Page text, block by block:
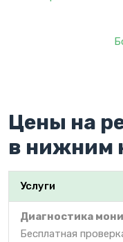
Цены на
в нижним
Услуги
Диагностика
Бесплатная